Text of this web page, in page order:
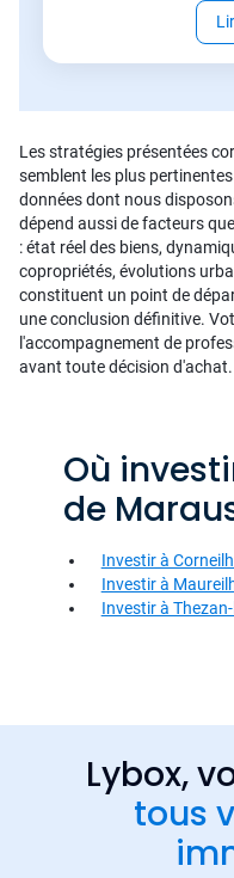
Les stratégies présentées
semblent les plus
données dont nous
dépend aussi de facteurs
: état réel des biens,
copropriétés, évolutions
constituent un point de
une conclusion définitive.
l'accompagnement de
avant toute décision d'achat.
Où
de
Investir à
Investir à
Investir à
Lybox,
tous